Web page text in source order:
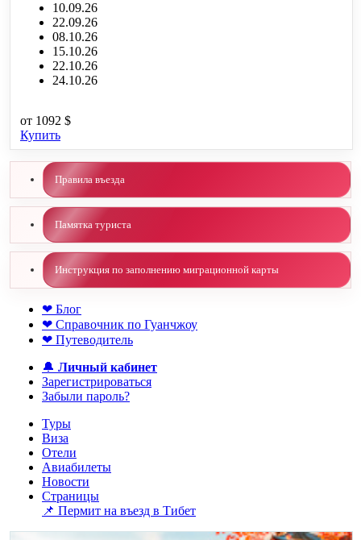
10.09.26
22.09.26
08.10.26
15.10.26
22.10.26
24.10.26
от 1092 $
Купить
Правила въезда
Памятка туриста
Инструкция по заполнению миграционной карты
❤ Блог
❤ Справочник по Гуанчжоу
❤ Путеводитель
🔔 Личный кабинет
Зарегистрироваться
Забыли пароль?
Туры
Виза
Отели
Авиабилеты
Новости
Страницы
📌 Пермит на въезд в Тибет